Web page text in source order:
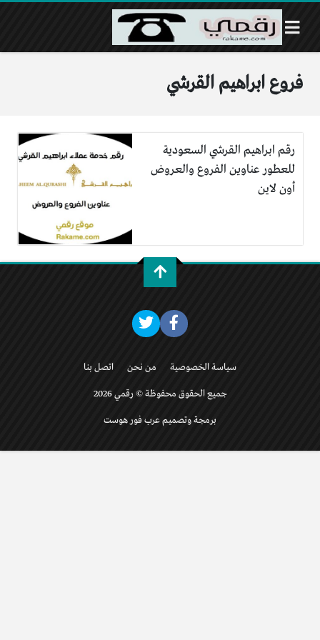
فروع ابراهيم القرشي
رقم ابراهيم القرشي السعودية
للعطور عناوين الفروع والعروض
أون لاين
سياسة الخصوصية من نحن اتصل بنا
جميع الحقوق محفوظة © رقمي 2026
برمجة وتصميم عرب فور هوست